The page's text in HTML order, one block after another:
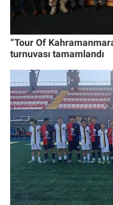
“Tour Of
turnuvası tamamlandı